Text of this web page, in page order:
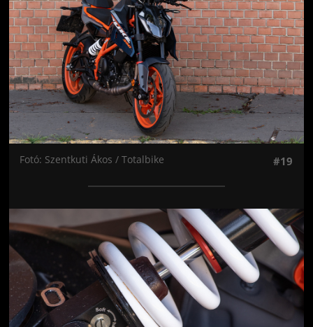
Fotó: Szentkuti Ákos / Totalbike #19
Jön még kép!